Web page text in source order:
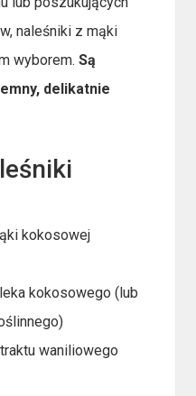
naleśniki z mąki
wyborem.Są
delikatnie
kokosowej
kokosowego (lub
waniliowego